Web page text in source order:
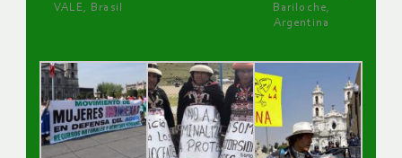
VALE, Brasil
Bariloche,
Argentina